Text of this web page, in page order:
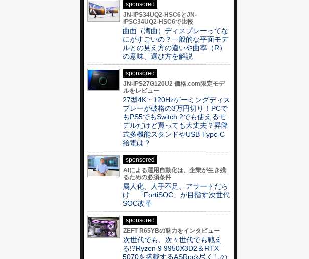
sponsored
JN-IPS34UQ2-HSC6とJN-
IPSC34UQ2-HSC6で比較
曲面（湾曲）ディスプレーってな
にがすごいの？一般的な平面モデ
ルとの見え方の違いや曲率（R）
の意味、選び方を解説
sponsored
JN-IPS27G120U2 価格.com限定モデ
ルをレビュー
27型4K・120Hzゲーミングディス
プレーが破格の3万円切り！PCで
もPS5でもSwitch 2でも使えるモ
デルだけど買っても大丈夫？昇降
式多機能スタンドやUSB Typc-C
給電は？
sponsored
AIによる運用自動化は、企業が生き残
るための必須条件
属人化、人手不足、アラートだら
け 「FortiSOC」が目指す次世代
SOC改革
sponsored
ZEFT R65YBの魅力をインタビュー
次世代でも、次々世代でも戦え
る!?Ryzen 9 9950X3D2＆RTX
5070を搭載するASRock尽くしの